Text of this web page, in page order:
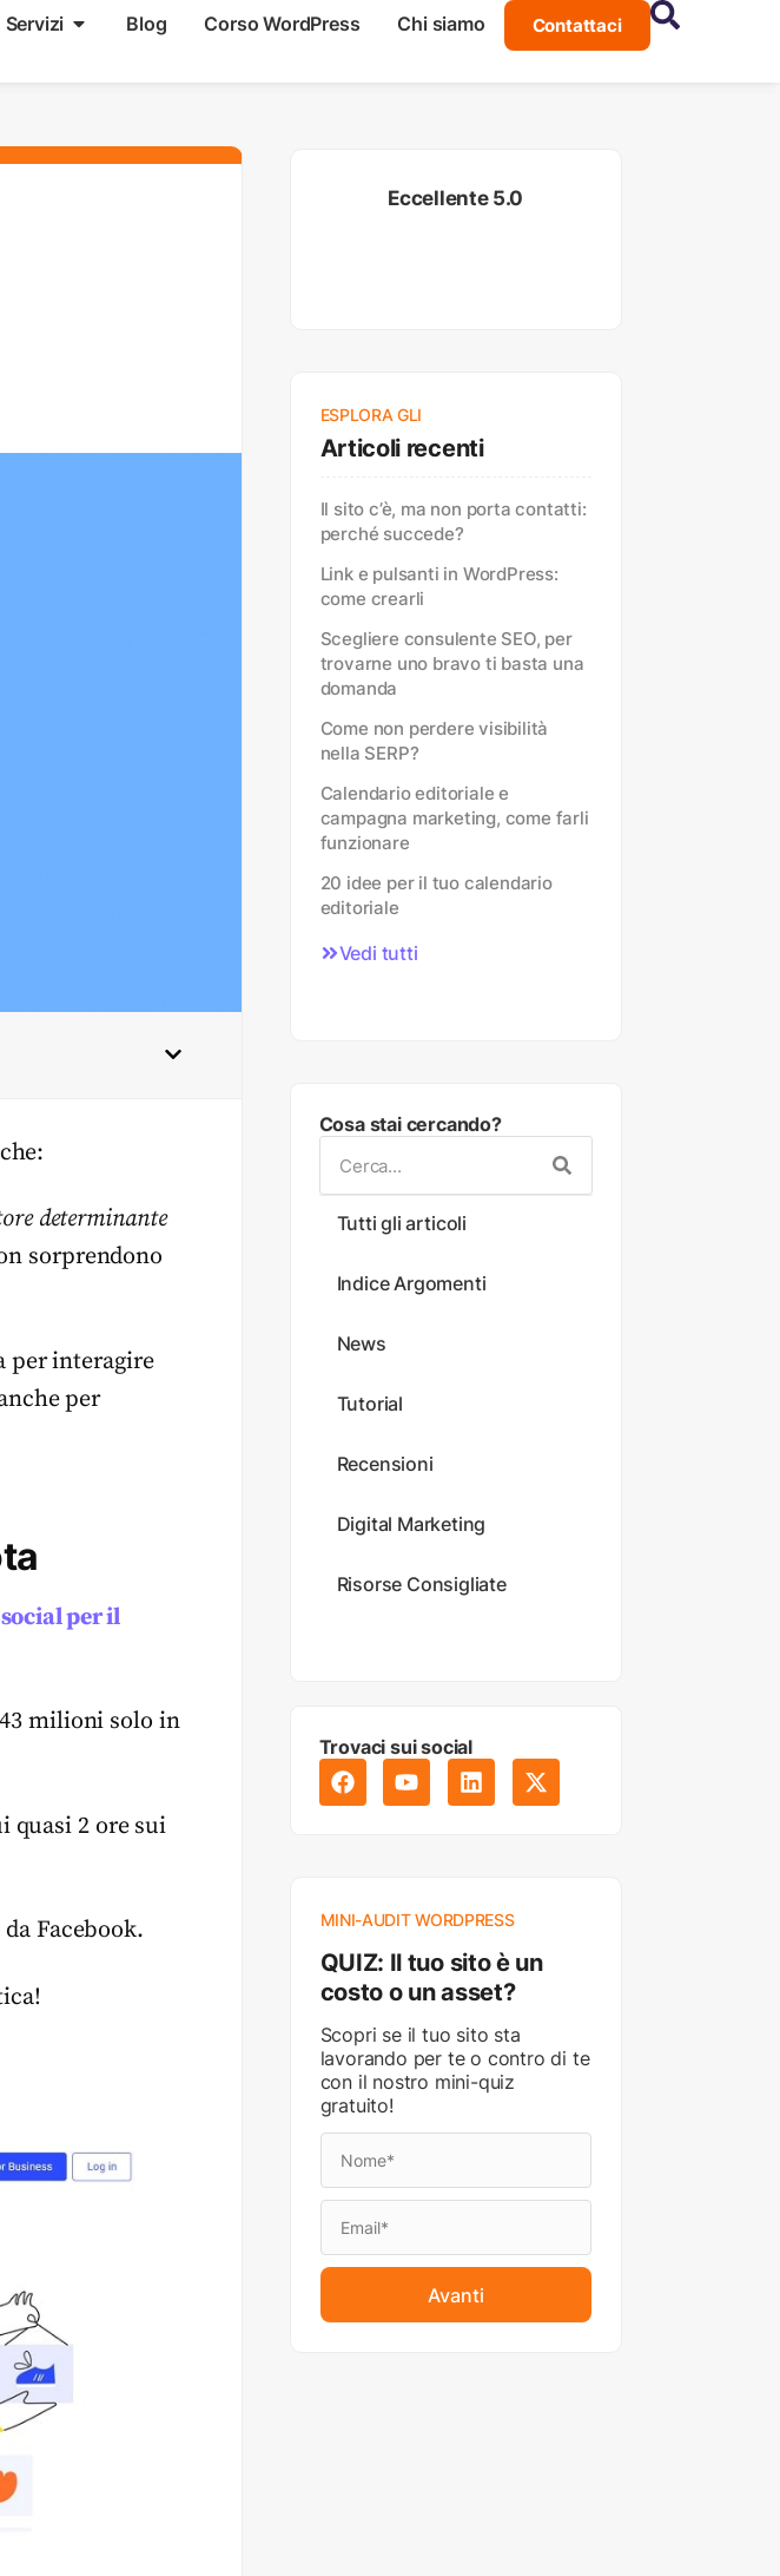
Servizi Blog Corso WordPress Chi siamo Contattaci
determinante
sorprendono
per interagire
per
per il
milioni solo in
quasi 2 ore sui
Facebook.
Eccellente 5.0
ESPLORA GLI
Articoli recenti
Il sito c’è, ma non porta contatti:
perché succede?
Link e pulsanti in WordPress:
come crearli
Scegliere consulente SEO, per
trovarne uno bravo ti basta una
domanda
Come non perdere visibilità
nella SERP?
Calendario editoriale e
campagna marketing, come farli
funzionare
20 idee per il tuo calendario
editoriale
Vedi tutti
Cosa stai cercando?
Tutti gli articoli
Indice Argomenti
News
Tutorial
Recensioni
Digital Marketing
Risorse Consigliate
Trovaci sui social
MINI-AUDIT WORDPRESS
QUIZ: Il tuo sito è un
costo o un asset?
Scopri se il tuo sito sta
lavorando per te o contro di te
con il nostro mini-quiz
gratuito!
Avanti